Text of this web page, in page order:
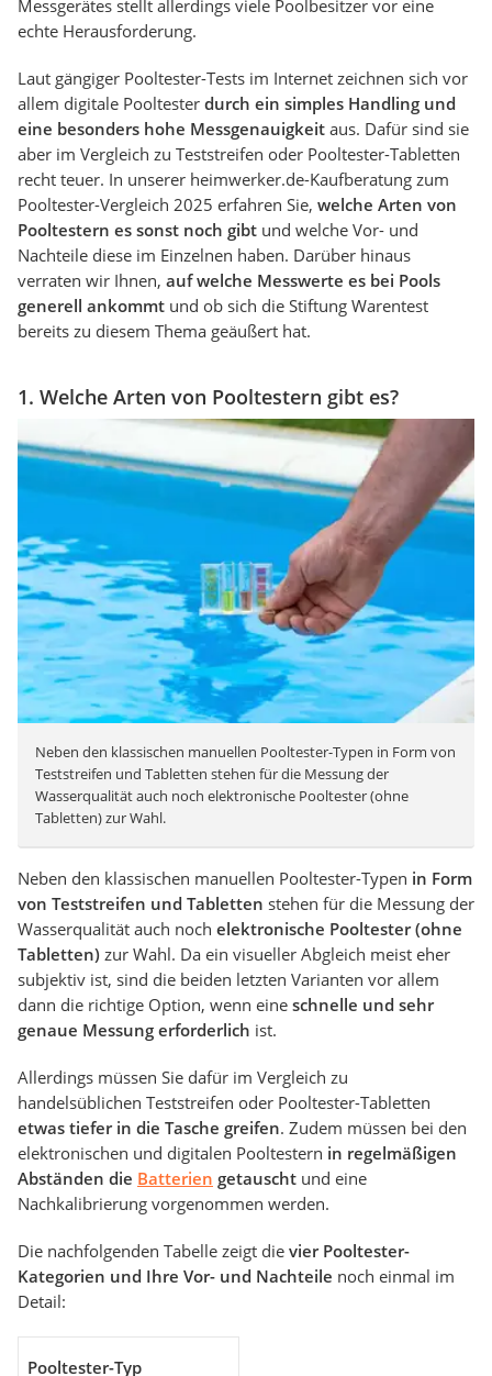
Messgerätes stellt allerdings viele Poolbesitzer vor eine
echte Herausforderung.
Laut gängiger Pooltester-Tests im Internet zeichnen sich vor
allem digitale Pooltester durch ein simples Handling und
eine besonders hohe Messgenauigkeit aus. Dafür sind sie
aber im Vergleich zu Teststreifen oder Pooltester-Tabletten
recht teuer. In unserer heimwerker.de-Kaufberatung zum
Pooltester-Vergleich 2025 erfahren Sie, welche Arten von
Pooltestern es sonst noch gibt und welche Vor- und
Nachteile diese im Einzelnen haben. Darüber hinaus
verraten wir Ihnen, auf welche Messwerte es bei Pools
generell ankommt und ob sich die Stiftung Warentest
bereits zu diesem Thema geäußert hat.
1. Welche Arten von Pooltestern gibt es?
Neben den klassischen manuellen Pooltester-Typen in Form von
Teststreifen und Tabletten stehen für die Messung der
Wasserqualität auch noch elektronische Pooltester (ohne
Tabletten) zur Wahl.
Neben den klassischen manuellen Pooltester-Typen in Form
von Teststreifen und Tabletten stehen für die Messung der
Wasserqualität auch noch elektronische Pooltester (ohne
Tabletten) zur Wahl. Da ein visueller Abgleich meist eher
subjektiv ist, sind die beiden letzten Varianten vor allem
dann die richtige Option, wenn eine schnelle und sehr
genaue Messung erforderlich ist.
Allerdings müssen Sie dafür im Vergleich zu
handelsüblichen Teststreifen oder Pooltester-Tabletten
etwas tiefer in die Tasche greifen. Zudem müssen bei den
elektronischen und digitalen Pooltestern in regelmäßigen
Abständen die Batterien getauscht und eine
Nachkalibrierung vorgenommen werden.
Die nachfolgenden Tabelle zeigt die vier Pooltester-
Kategorien und Ihre Vor- und Nachteile noch einmal im
Detail:
Pooltester-Typ